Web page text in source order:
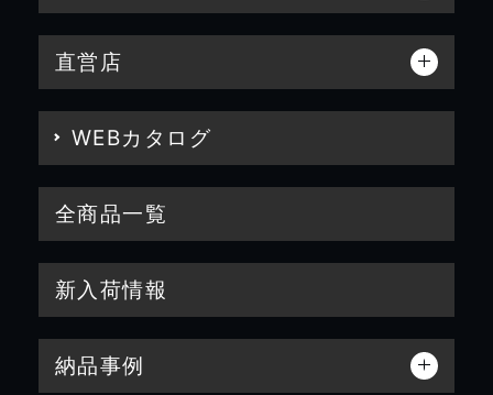
直営店
WEBカタログ
全商品一覧
新入荷情報
納品事例